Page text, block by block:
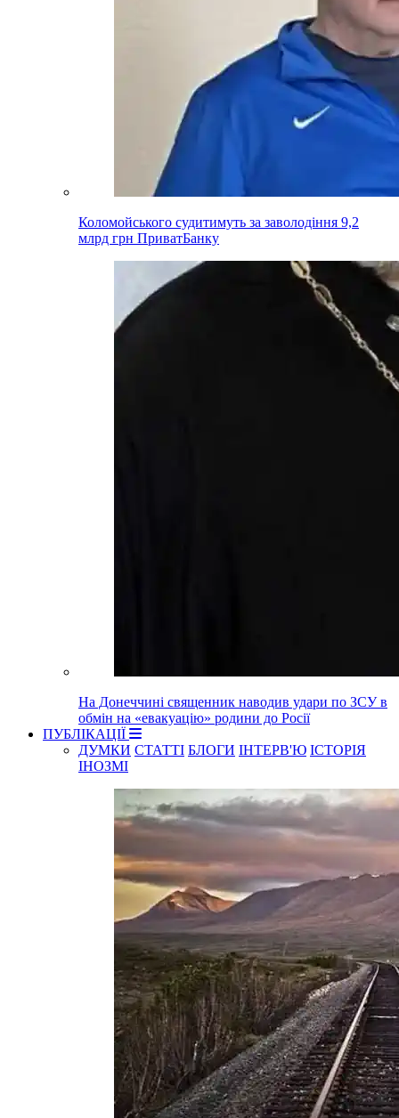
Коломойського судитимуть за заволодіння 9,2
млрд грн ПриватБанку
На Донеччині священник наводив удари по ЗСУ в
обмін на «евакуацію» родини до Росії
ПУБЛІКАЦІЇ
ДУМКИ СТАТТІ БЛОГИ ІНТЕРВ'Ю ІСТОРІЯ
ІНОЗМІ